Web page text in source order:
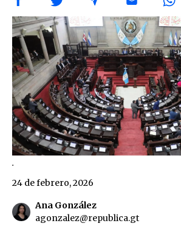
.
Ana González
agonzalez@republica.gt
24 de febrero, 2026